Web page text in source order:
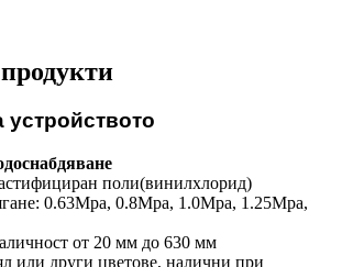
поли(винилхлорид)
0.63Mpa, 0.8Mpa, 1.0Mpa, 1.25Mpa,
от 20 мм до 630 мм
или други цветове, налични при